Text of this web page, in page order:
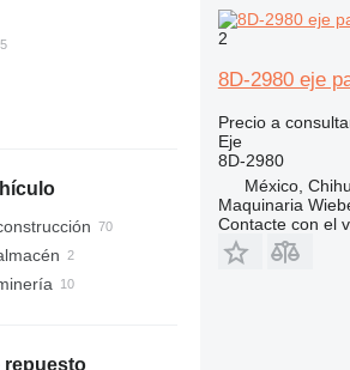
goma para orugas
construcción
repuesto
2
8D-2980 eje
Precio a
Eje
8D-2980
México,
Maquinaria
Contacte con el